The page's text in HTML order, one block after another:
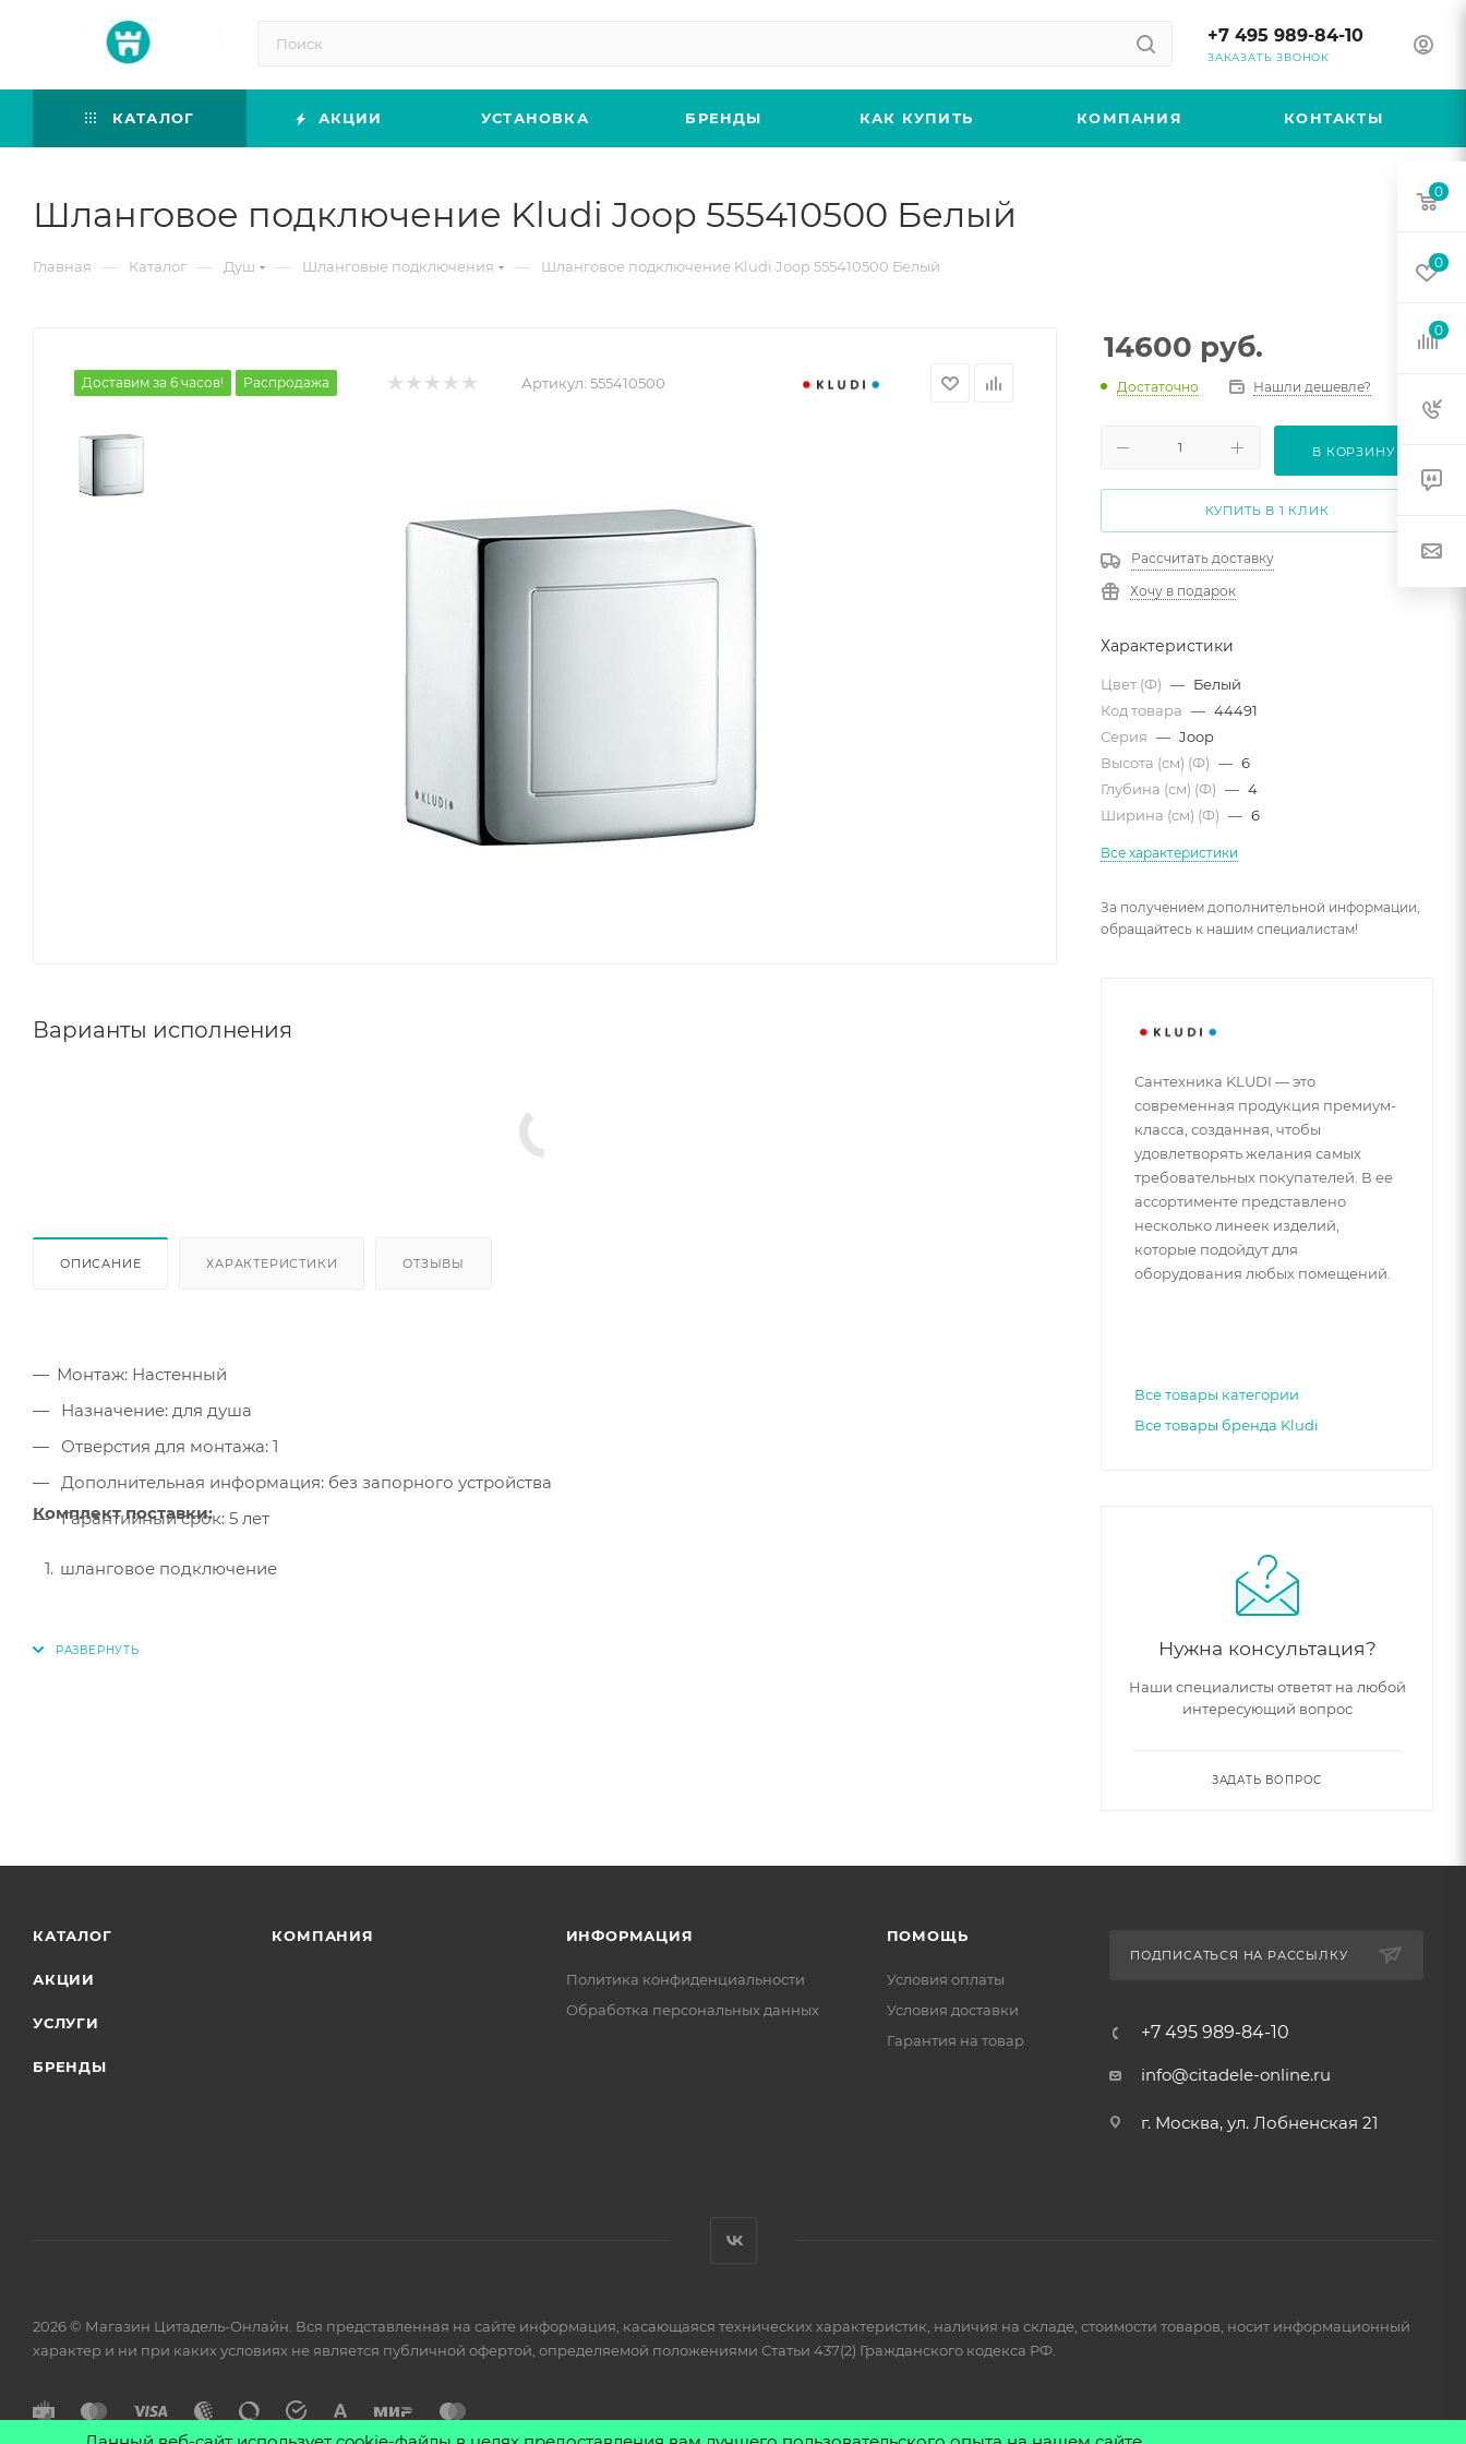
+7 495 989-84-10
ЗАКАЗАТЬ ЗВОНОК
КАТАЛОГ АКЦИИ УСТАНОВКА БРЕНДЫ КАК КУПИТЬ КОМПАНИЯ КОНТАКТЫ
Шланговое подключение Kludi Joop 555410500 Белый
Главная — Каталог — Душ — Шланговые подключения — Шланговое подключение Kludi Joop 555410500 Белый
Доставим за 6 часов! Распродажа Артикул: 555410500
Варианты исполнения
ОПИСАНИЕ ХАРАКТЕРИСТИКИ ОТЗЫВЫ
Монтаж: Настенный
Назначение: для душа
Отверстия для монтажа: 1
Дополнительная информация: без запорного устройства
Гарантийный срок: 5 лет
Комплект поставки:
шланговое подключение
14600 руб.
Достаточно Нашли дешевле?
В КОРЗИНУ
КУПИТЬ В 1 КЛИК
Рассчитать доставку
Хочу в подарок
Характеристики
Цвет (Ф) — Белый
Код товара — 44491
Серия — Joop
Высота (см) (Ф) — 6
Глубина (см) (Ф) — 4
Ширина (см) (Ф) — 6
Все характеристики
За получением дополнительной информации,
обращайтесь к нашим специалистам!
Сантехника KLUDI — это
современная продукция премиум-
класса, созданная, чтобы
удовлетворять желания самых
требовательных покупателей. В ее
ассортименте представлено
несколько линеек изделий,
которые подойдут для
оборудования любых помещений.
Все товары категории
Все товары бренда Kludi
Нужна консультация?
Наши специалисты ответят на любой
интересующий вопрос
ЗАДАТЬ ВОПРОС
КАТАЛОГ
АКЦИИ
УСЛУГИ
БРЕНДЫ
КОМПАНИЯ ИНФОРМАЦИЯ
Политика конфиденциальности
Обработка персональных данных
ПОМОЩЬ
Условия оплаты
Условия доставки
Гарантия на товар
ПОДПИСАТЬСЯ НА РАССЫЛКУ
+7 495 989-84-10
info@citadele-online.ru
г. Москва, ул. Лобненская 21
2026 © Магазин Цитадель-Онлайн. Вся представленная на сайте информация, касающаяся технических характеристик, наличия на складе, стоимости товаров, носит информационный
характер и ни при каких условиях не является публичной офертой, определяемой положениями Статьи 437(2) Гражданского кодекса РФ.
0
0
0